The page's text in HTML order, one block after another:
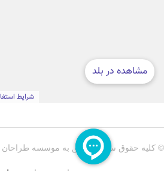
© کلیه حقوق سایت متعلق به موسسه طراحان